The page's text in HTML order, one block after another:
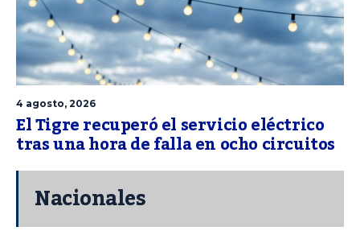
4 agosto, 2026
El Tigre recuperó el servicio eléctrico
tras una hora de falla en ocho circuitos
Nacionales